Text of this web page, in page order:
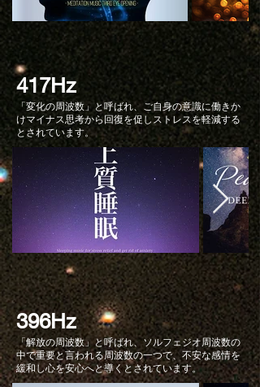
417Hz
「変化の周波数」と呼ばれ、ご自身の意識に働きか
けマイナス思考から回復を促しストレスを軽減する
とされています。
396Hz
「解放の周波数」と呼ばれ、ソルフェジオ周波数の
中で重要と言われる周波数の一つで、不安な感情を
緩和し心を安心へと導くとされています。